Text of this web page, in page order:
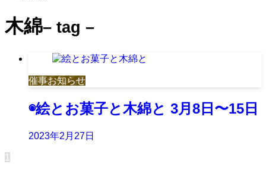
木綿– tag –
催事お知らせ
◉絵とお菓子と木綿と 3月8日〜15日
2023年2月27日
1